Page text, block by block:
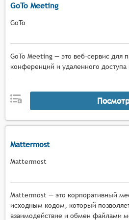
GoTo Meeting
GoTo
GoTo Meeting — это веб-сервис для
конференций и удаленного доступа
Mattermost
Mattermost
Mattermost — это корпоративный
исходным кодом, который
взаимодействие и обмен файлами